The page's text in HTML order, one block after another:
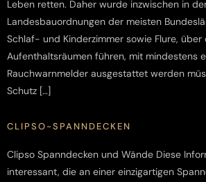
Leben retten. Daher wurde inzwischen in
Landesbauordnungen der meisten
Schlaf- und Kinderzimmer sowie Flure,
Aufenthaltsräumen führen, mit mindestens
Rauchwarnmelder ausgestattet werden
Schutz […]
CLIPSO-SPANNDECKEN
Clipso Spanndecken und Wände Diese
interessant, die an einer einzigartigen